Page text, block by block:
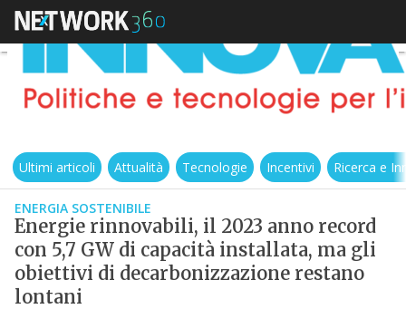
Ultimi articoli Attualità Tecnologie Incentivi Ricerca e
ENERGIA SOSTENIBILE
Energie rinnovabili, il 2023 anno record
con 5,7 GW di capacità installata, ma gli
obiettivi di decarbonizzazione restano
lontani